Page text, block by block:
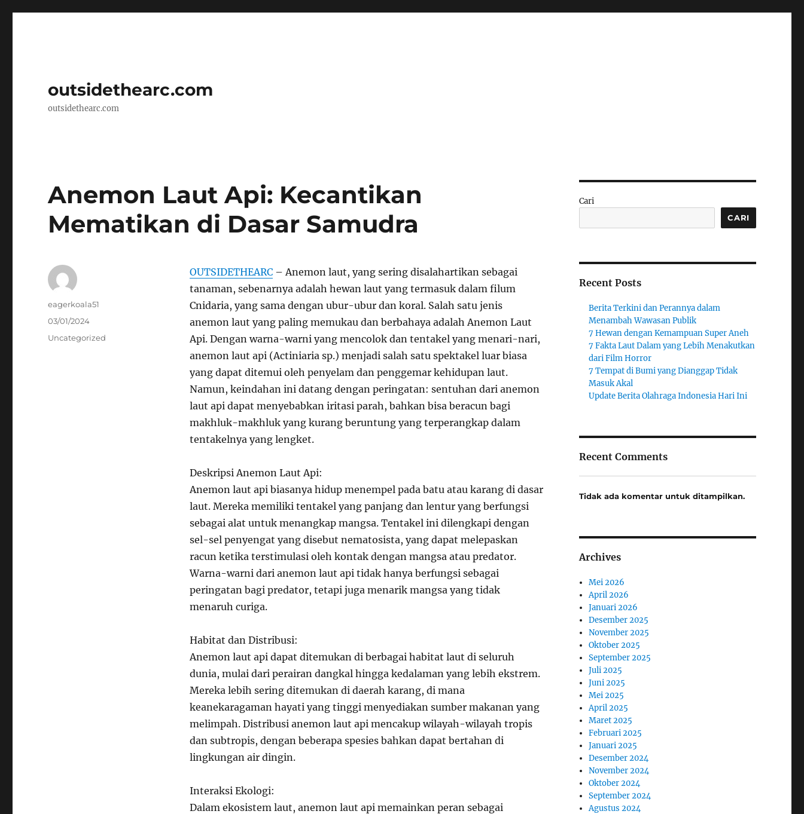
outsidethearc.com
outsidethearc.com
Anemon Laut Api: Kecantikan
Mematikan di Dasar Samudra
OUTSIDETHEARC– Anemon laut, yang sering disalahartikan sebagai
tanaman, sebenarnya adalah hewan laut yang termasuk dalam filum
Cnidaria, yang sama dengan ubur-ubur dan koral. Salah satu jenis
anemon laut yang paling memukau dan berbahaya adalah Anemon Laut
Api. Dengan warna-warni yang mencolok dan tentakel yang menari-nari,
anemon laut api (Actiniaria sp.) menjadi salah satu spektakel luar biasa
yang dapat ditemui oleh penyelam dan penggemar kehidupan laut.
Namun, keindahan ini datang dengan peringatan: sentuhan dari anemon
laut api dapat menyebabkan iritasi parah, bahkan bisa beracun bagi
makhluk-makhluk yang kurang beruntung yang terperangkap dalam
tentakelnya yang lengket.
Deskripsi Anemon Laut Api:
Anemon laut api biasanya hidup menempel pada batu atau karang di dasar
laut. Mereka memiliki tentakel yang panjang dan lentur yang berfungsi
sebagai alat untuk menangkap mangsa. Tentakel ini dilengkapi dengan
sel-sel penyengat yang disebut nematosista, yang dapat melepaskan
racun ketika terstimulasi oleh kontak dengan mangsa atau predator.
Warna-warni dari anemon laut api tidak hanya berfungsi sebagai
peringatan bagi predator, tetapi juga menarik mangsa yang tidak
menaruh curiga.
Habitat dan Distribusi:
Anemon laut api dapat ditemukan di berbagai habitat laut di seluruh
dunia, mulai dari perairan dangkal hingga kedalaman yang lebih ekstrem.
Mereka lebih sering ditemukan di daerah karang, di mana
keanekaragaman hayati yang tinggi menyediakan sumber makanan yang
melimpah. Distribusi anemon laut api mencakup wilayah-wilayah tropis
dan subtropis, dengan beberapa spesies bahkan dapat bertahan di
lingkungan air dingin.
Interaksi Ekologi:
Dalam ekosistem laut, anemon laut api memainkan peran sebagai
Author
eagerkoala51
Posted
03/01/2024
Categories
Uncategorized
Cari
CARI
Recent Posts
Berita Terkini dan Perannya dalam
Menambah Wawasan Publik
7 Hewan dengan Kemampuan Super Aneh
7 Fakta Laut Dalam yang Lebih Menakutkan
dari Film Horror
7 Tempat di Bumi yang Dianggap Tidak
Masuk Akal
Update Berita Olahraga Indonesia Hari Ini
Recent Comments
Tidak ada komentar untuk ditampilkan.
Archives
Mei 2026
April 2026
Januari 2026
Desember 2025
November 2025
Oktober 2025
September 2025
Juli 2025
Juni 2025
Mei 2025
April 2025
Maret 2025
Februari 2025
Januari 2025
Desember 2024
November 2024
Oktober 2024
September 2024
Agustus 2024